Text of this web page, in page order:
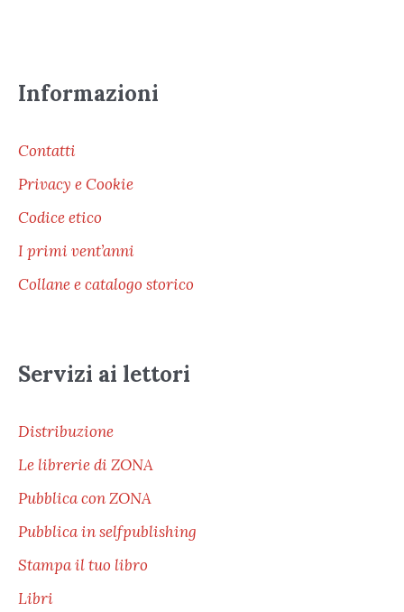
Informazioni
Contatti
Privacy e Cookie
Codice etico
I primi vent’anni
Collane e catalogo storico
Servizi ai lettori
Distribuzione
Le librerie di ZONA
Pubblica con ZONA
Pubblica in selfpublishing
Stampa il tuo libro
Libri